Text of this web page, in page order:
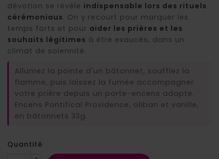
dévotion se révèle indispensable lors des rituels
cérémoniaux. On y recourt pour marquer les
temps forts et pour aider les prières et les
souhaits légitimes à être exaucés, dans un
climat de solennité.
Allumez la pointe d'un bâtonnet, soufflez la
flamme, puis laissez la fumée accompagner
votre prière depuis un porte-encens adapté.
Encens Pontifical Providence, oliban et vanille,
en bâtonnets 33g.
Quantité